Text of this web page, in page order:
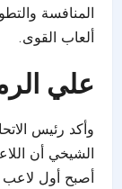
المنافسة
ألعاب القوى.
علي
وأكد رئيس
الشيخي أن
أصبح أول لاعب